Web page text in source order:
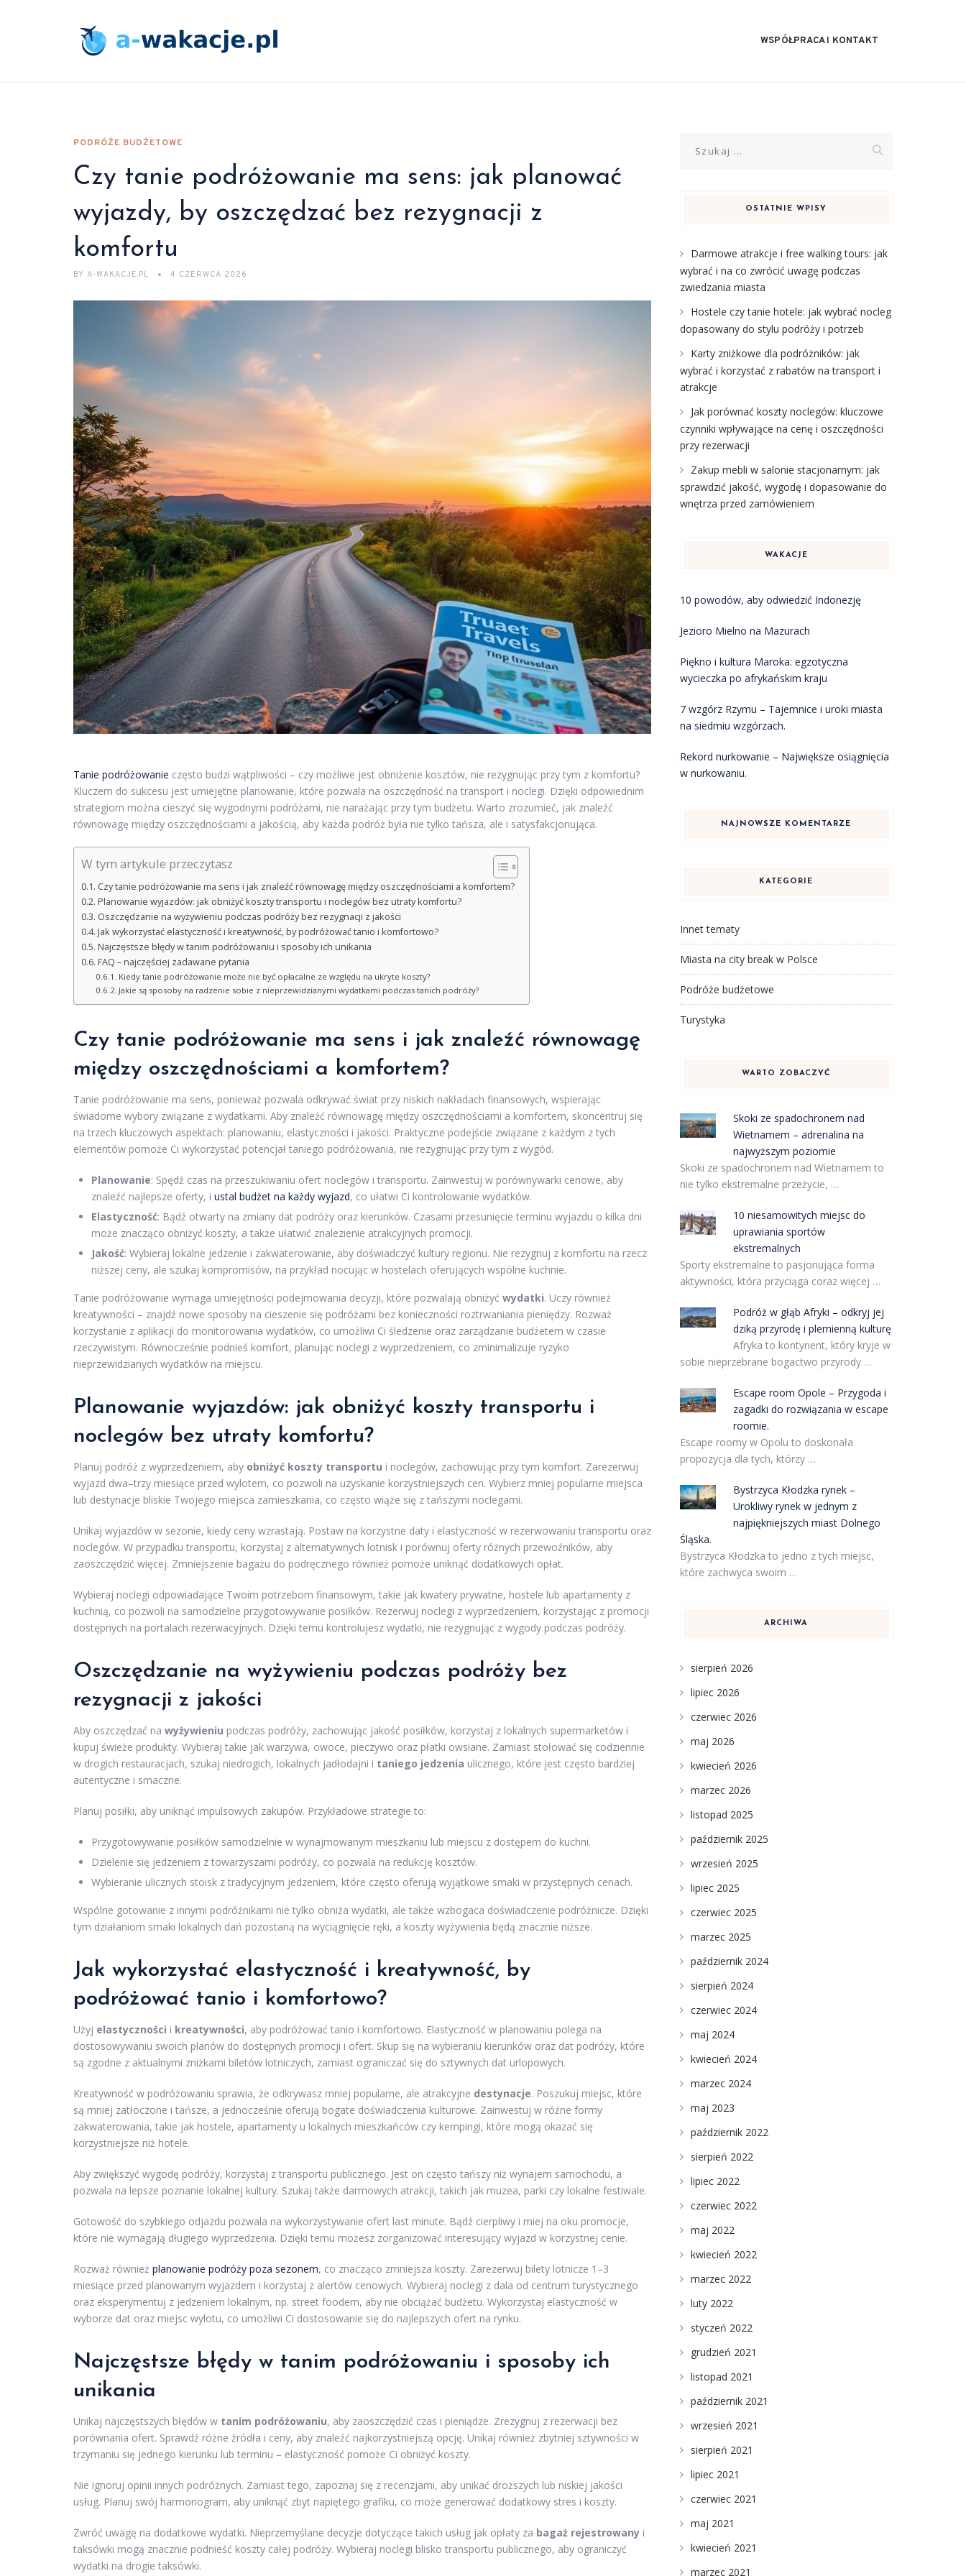
WSPÓŁPRACA I KONTAKT
PODRÓŻE BUDŻETOWE
Czy tanie podróżowanie ma sens: jak planować
wyjazdy, by oszczędzać bez rezygnacji z
komfortu
BY A-WAKACJE.PL 4 CZERWCA 2026
Tanie podróżowanie często budzi wątpliwości – czy możliwe jest obniżenie kosztów, nie rezygnując przy tym z komfortu?
Kluczem do sukcesu jest umiejętne planowanie, które pozwala na oszczędność na transport i noclegi. Dzięki odpowiednim
strategiom można cieszyć się wygodnymi podróżami, nie narażając przy tym budżetu. Warto zrozumieć, jak znaleźć
równowagę między oszczędnościami a jakością, aby każda podróż była nie tylko tańsza, ale i satysfakcjonująca.
W tym artykule przeczytasz
Czy tanie podróżowanie ma sens i jak znaleźć równowagę między oszczędnościami a komfortem?
Planowanie wyjazdów: jak obniżyć koszty transportu i noclegów bez utraty komfortu?
Oszczędzanie na wyżywieniu podczas podróży bez rezygnacji z jakości
Jak wykorzystać elastyczność i kreatywność, by podróżować tanio i komfortowo?
Najczęstsze błędy w tanim podróżowaniu i sposoby ich unikania
FAQ – najczęściej zadawane pytania
Kiedy tanie podróżowanie może nie być opłacalne ze względu na ukryte koszty?
Jakie są sposoby na radzenie sobie z nieprzewidzianymi wydatkami podczas tanich podróży?
Czy tanie podróżowanie ma sens i jak znaleźć równowagę
między oszczędnościami a komfortem?
Tanie podróżowanie ma sens, ponieważ pozwala odkrywać świat przy niskich nakładach finansowych, wspierając
świadome wybory związane z wydatkami. Aby znaleźć równowagę między oszczędnościami a komfortem, skoncentruj się
na trzech kluczowych aspektach: planowaniu, elastyczności i jakości. Praktyczne podejście związane z każdym z tych
elementów pomoże Ci wykorzystać potencjał taniego podróżowania, nie rezygnując przy tym z wygód.
Planowanie: Spędź czas na przeszukiwaniu ofert noclegów i transportu. Zainwestuj w porównywarki cenowe, aby
znaleźć najlepsze oferty, i ustal budżet na każdy wyjazd, co ułatwi Ci kontrolowanie wydatków.
Elastyczność: Bądź otwarty na zmiany dat podróży oraz kierunków. Czasami przesunięcie terminu wyjazdu o kilka dni
może znacząco obniżyć koszty, a także ułatwić znalezienie atrakcyjnych promocji.
Jakość: Wybieraj lokalne jedzenie i zakwaterowanie, aby doświadczyć kultury regionu. Nie rezygnuj z komfortu na rzecz
niższej ceny, ale szukaj kompromisów, na przykład nocując w hostelach oferujących wspólne kuchnie.
Tanie podróżowanie wymaga umiejętności podejmowania decyzji, które pozwalają obniżyć wydatki. Uczy również
kreatywności – znajdź nowe sposoby na cieszenie się podróżami bez konieczności roztrwaniania pieniędzy. Rozważ
korzystanie z aplikacji do monitorowania wydatków, co umożliwi Ci śledzenie oraz zarządzanie budżetem w czasie
rzeczywistym. Równocześnie podnieś komfort, planując noclegi z wyprzedzeniem, co zminimalizuje ryzyko
nieprzewidzianych wydatków na miejscu.
Planowanie wyjazdów: jak obniżyć koszty transportu i
noclegów bez utraty komfortu?
Planuj podróż z wyprzedzeniem, aby obniżyć koszty transportu i noclegów, zachowując przy tym komfort. Zarezerwuj
wyjazd dwa–trzy miesiące przed wylotem, co pozwoli na uzyskanie korzystniejszych cen. Wybierz mniej popularne miejsca
lub destynacje bliskie Twojego miejsca zamieszkania, co często wiąże się z tańszymi noclegami.
Unikaj wyjazdów w sezonie, kiedy ceny wzrastają. Postaw na korzystne daty i elastyczność w rezerwowaniu transportu oraz
noclegów. W przypadku transportu, korzystaj z alternatywnych lotnisk i porównuj oferty różnych przewoźników, aby
zaoszczędzić więcej. Zmniejszenie bagażu do podręcznego również pomoże uniknąć dodatkowych opłat.
Wybieraj noclegi odpowiadające Twoim potrzebom finansowym, takie jak kwatery prywatne, hostele lub apartamenty z
kuchnią, co pozwoli na samodzielne przygotowywanie posiłków. Rezerwuj noclegi z wyprzedzeniem, korzystając z promocji
dostępnych na portalach rezerwacyjnych. Dzięki temu kontrolujesz wydatki, nie rezygnując z wygody podczas podróży.
Oszczędzanie na wyżywieniu podczas podróży bez
rezygnacji z jakości
Aby oszczędzać na wyżywieniu podczas podróży, zachowując jakość posiłków, korzystaj z lokalnych supermarketów i
kupuj świeże produkty. Wybieraj takie jak warzywa, owoce, pieczywo oraz płatki owsiane. Zamiast stołować się codziennie
w drogich restauracjach, szukaj niedrogich, lokalnych jadłodajni i taniego jedzenia ulicznego, które jest często bardziej
autentyczne i smaczne.
Planuj posiłki, aby uniknąć impulsowych zakupów. Przykładowe strategie to:
Przygotowywanie posiłków samodzielnie w wynajmowanym mieszkaniu lub miejscu z dostępem do kuchni.
Dzielenie się jedzeniem z towarzyszami podróży, co pozwala na redukcję kosztów.
Wybieranie ulicznych stoisk z tradycyjnym jedzeniem, które często oferują wyjątkowe smaki w przystępnych cenach.
Wspólne gotowanie z innymi podróżnikami nie tylko obniża wydatki, ale także wzbogaca doświadczenie podróżnicze. Dzięki
tym działaniom smaki lokalnych dań pozostaną na wyciągnięcie ręki, a koszty wyżywienia będą znacznie niższe.
Jak wykorzystać elastyczność i kreatywność, by
podróżować tanio i komfortowo?
Użyj elastyczności i kreatywności, aby podróżować tanio i komfortowo. Elastyczność w planowaniu polega na
dostosowywaniu swoich planów do dostępnych promocji i ofert. Skup się na wybieraniu kierunków oraz dat podróży, które
są zgodne z aktualnymi zniżkami biletów lotniczych, zamiast ograniczać się do sztywnych dat urlopowych.
Kreatywność w podróżowaniu sprawia, że odkrywasz mniej popularne, ale atrakcyjne destynacje. Poszukuj miejsc, które
są mniej zatłoczone i tańsze, a jednocześnie oferują bogate doświadczenia kulturowe. Zainwestuj w różne formy
zakwaterowania, takie jak hostele, apartamenty u lokalnych mieszkańców czy kempingi, które mogą okazać się
korzystniejsze niż hotele.
Aby zwiększyć wygodę podróży, korzystaj z transportu publicznego. Jest on często tańszy niż wynajem samochodu, a
pozwala na lepsze poznanie lokalnej kultury. Szukaj także darmowych atrakcji, takich jak muzea, parki czy lokalne festiwale.
Gotowość do szybkiego odjazdu pozwala na wykorzystywanie ofert last minute. Bądź cierpliwy i miej na oku promocje,
które nie wymagają długiego wyprzedzenia. Dzięki temu możesz zorganizować interesujący wyjazd w korzystnej cenie.
Rozważ również planowanie podróży poza sezonem, co znacząco zmniejsza koszty. Zarezerwuj bilety lotnicze 1–3
miesiące przed planowanym wyjazdem i korzystaj z alertów cenowych. Wybieraj noclegi z dala od centrum turystycznego
oraz eksperymentuj z jedzeniem lokalnym, np. street foodem, aby nie obciążać budżetu. Wykorzystaj elastyczność w
wyborze dat oraz miejsc wylotu, co umożliwi Ci dostosowanie się do najlepszych ofert na rynku.
Najczęstsze błędy w tanim podróżowaniu i sposoby ich
unikania
Unikaj najczęstszych błędów w tanim podróżowaniu, aby zaoszczędzić czas i pieniądze. Zrezygnuj z rezerwacji bez
porównania ofert. Sprawdź różne źródła i ceny, aby znaleźć najkorzystniejszą opcję. Unikaj również zbytniej sztywności w
trzymaniu się jednego kierunku lub terminu – elastyczność pomoże Ci obniżyć koszty.
Nie ignoruj opinii innych podróżnych. Zamiast tego, zapoznaj się z recenzjami, aby unikać droższych lub niskiej jakości
usług. Planuj swój harmonogram, aby uniknąć zbyt napiętego grafiku, co może generować dodatkowy stres i koszty.
Zwróć uwagę na dodatkowe wydatki. Nieprzemyślane decyzje dotyczące takich usług jak opłaty za bagaż rejestrowany i
taksówki mogą znacznie podnieść koszty całej podróży. Wybieraj noclegi blisko transportu publicznego, aby ograniczyć
wydatki na drogie taksówki.
OSTATNIE WPISY
Darmowe atrakcje i free walking tours: jak
wybrać i na co zwrócić uwagę podczas
zwiedzania miasta
Hostele czy tanie hotele: jak wybrać nocleg
dopasowany do stylu podróży i potrzeb
Karty zniżkowe dla podróżników: jak
wybrać i korzystać z rabatów na transport i
atrakcje
Jak porównać koszty noclegów: kluczowe
czynniki wpływające na cenę i oszczędności
przy rezerwacji
Zakup mebli w salonie stacjonarnym: jak
sprawdzić jakość, wygodę i dopasowanie do
wnętrza przed zamówieniem
WAKACJE
10 powodów, aby odwiedzić Indonezję
Jezioro Mielno na Mazurach
Piękno i kultura Maroka: egzotyczna
wycieczka po afrykańskim kraju
7 wzgórz Rzymu – Tajemnice i uroki miasta
na siedmiu wzgórzach.
Rekord nurkowanie – Największe osiągnięcia
w nurkowaniu.
NAJNOWSZE KOMENTARZE
KATEGORIE
Innet tematy
Miasta na city break w Polsce
Podróże budżetowe
Turystyka
WARTO ZOBACZYĆ
Skoki ze spadochronem nad
Wietnamem – adrenalina na
najwyższym poziomie
Skoki ze spadochronem nad Wietnamem to
nie tylko ekstremalne przeżycie, …
10 niesamowitych miejsc do
uprawiania sportów
ekstremalnych
Sporty ekstremalne to pasjonująca forma
aktywności, która przyciąga coraz więcej …
Podróż w głąb Afryki – odkryj jej
dziką przyrodę i plemienną kulturę
Afryka to kontynent, który kryje w
sobie nieprzebrane bogactwo przyrody …
Escape room Opole – Przygoda i
zagadki do rozwiązania w escape
roomie.
Escape roomy w Opolu to doskonała
propozycja dla tych, którzy …
Bystrzyca Kłodzka rynek –
Urokliwy rynek w jednym z
najpiękniejszych miast Dolnego
Śląska.
Bystrzyca Kłodzka to jedno z tych miejsc,
które zachwyca swoim …
ARCHIWA
sierpień 2026
lipiec 2026
czerwiec 2026
maj 2026
kwiecień 2026
marzec 2026
listopad 2025
październik 2025
wrzesień 2025
lipiec 2025
czerwiec 2025
marzec 2025
październik 2024
sierpień 2024
czerwiec 2024
maj 2024
kwiecień 2024
marzec 2024
maj 2023
październik 2022
sierpień 2022
lipiec 2022
czerwiec 2022
maj 2022
kwiecień 2022
marzec 2022
luty 2022
styczeń 2022
grudzień 2021
listopad 2021
październik 2021
wrzesień 2021
sierpień 2021
lipiec 2021
czerwiec 2021
maj 2021
kwiecień 2021
marzec 2021